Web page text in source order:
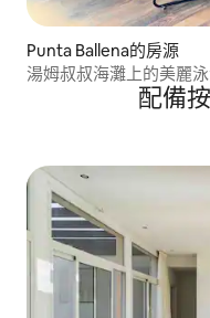
Punta Ballena的房源
湯姆叔叔海灘上的美麗泳
配備